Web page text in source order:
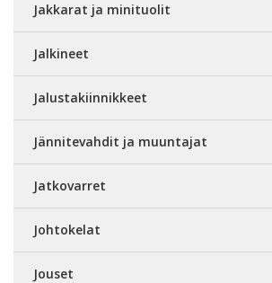
Jakkarat ja minituolit
Jalkineet
Jalustakiinnikkeet
Jännitevahdit ja muuntajat
Jatkovarret
Johtokelat
Jouset